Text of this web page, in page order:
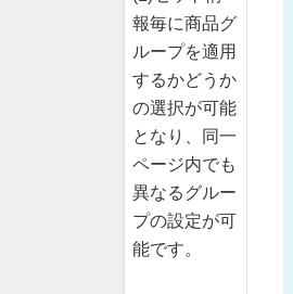
報毎に商品グ
ループを適用
するかどうか
の選択が可能
となり、同一
ページ内でも
異なるグルー
プの設定が可
能です。